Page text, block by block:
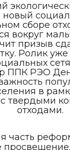
новый
сборе
вокруг
призыв
Ролик
ППК РЭО
в
твердыми
отходами.
часть